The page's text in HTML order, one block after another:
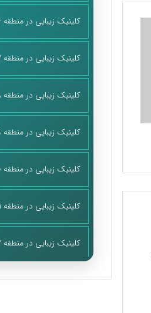
کلینیک زیبایی در منطقه 16
کلینیک زیبایی در منطقه 17
کلینیک زیبایی در منطقه 18
کلینیک زیبایی در منطقه 19
کلینیک زیبایی در منطقه 20
کلینیک زیبایی در منطقه 21
کلینیک زیبایی در منطقه 22